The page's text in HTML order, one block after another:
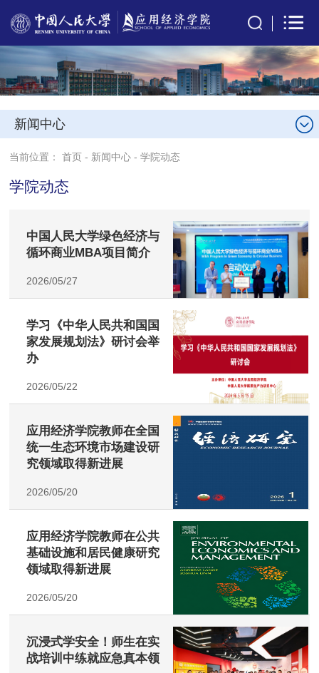
新闻中心
当前位置：首页 - 新闻中心 -学院动态
学院动态
中国人民大学绿色经济与
循环商业MBA项目简介
2026/05/27
学习《中华人民共和国国
家发展规划法》研讨会举
办
2026/05/22
应用经济学院教师在全国
统一生态环境市场建设研
究领域取得新进展
2026/05/20
应用经济学院教师在公共
基础设施和居民健康研究
领域取得新进展
2026/05/20
沉浸式学安全！师生在实
战培训中练就应急真本领